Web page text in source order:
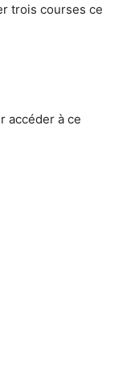
trois courses ce
accéder à ce